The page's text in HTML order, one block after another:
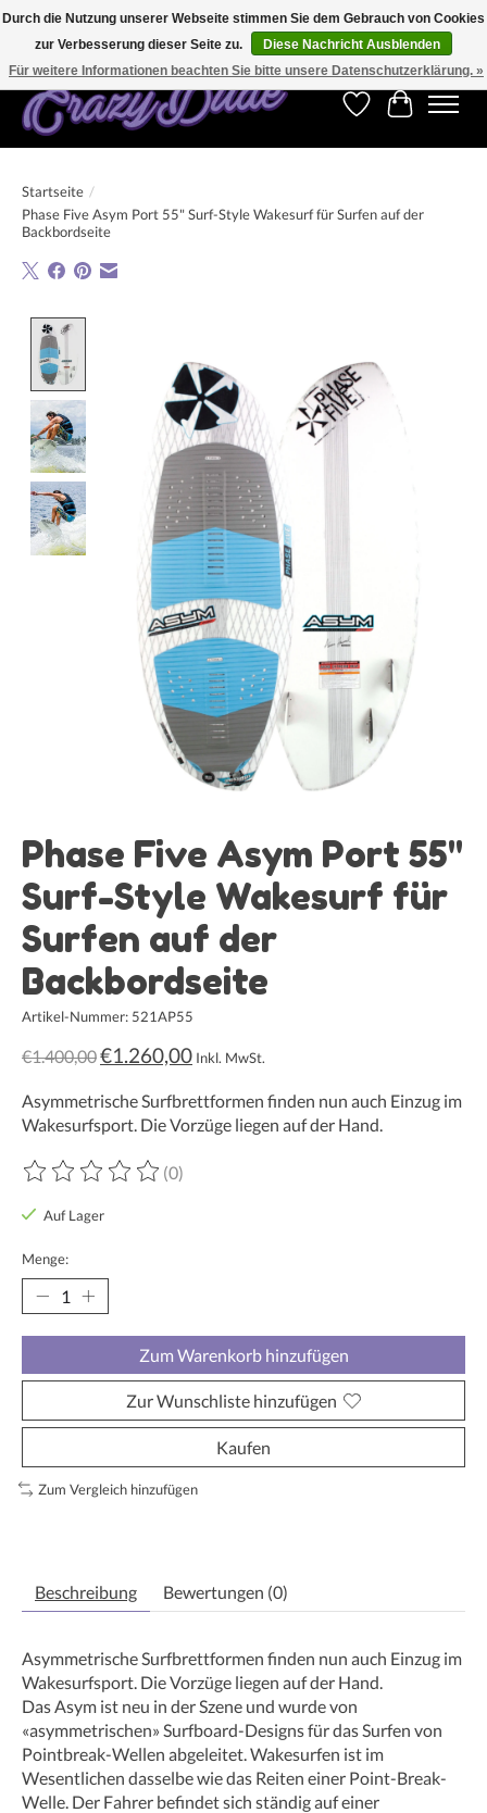
Kostenfreier Versand für Bestellungen ab 250 €. Weltweite Lieferung!
Wunschzettel
Ihr
Startseite /
Phase Five Asym Port 55" Surf-Style Wakesurf für Surfen auf der
Backbordseite
Phase Five Asym Port 55"
Surf-Style Wakesurf für
Surfen auf der
Backbordseite
Artikel-Nummer: 521AP55
€1.400,00€1.260,00 Inkl. MwSt.
Asymmetrische Surfbrettformen finden nun auch Einzug im
Wakesurfsport. Die Vorzüge liegen auf der Hand.
Die Bewertung dieses Produkts ist
(0)
Auf Lager
Menge:
Zum Warenkorb hinzufügen
Zur Wunschliste hinzufügen
Kaufen
Zum Vergleich hinzufügen
Beschreibung Bewertungen (0)
Asymmetrische Surfbrettformen finden nun auch Einzug im
Wakesurfsport. Die Vorzüge liegen auf der Hand.
Das Asym ist neu in der Szene und wurde von
«asymmetrischen» Surfboard-Designs für das Surfen von
Pointbreak-Wellen abgeleitet. Wakesurfen ist im
Wesentlichen dasselbe wie das Reiten einer Point-Break-
Welle. Der Fahrer befindet sich ständig auf einer
Durch die Nutzung unserer Webseite stimmen Sie dem Gebrauch von Cookies
zur Verbesserung dieser Seite zu.
Diese Nachricht Ausblenden
Für weitere Informationen beachten Sie bitte unsere Datenschutzerklärung. »